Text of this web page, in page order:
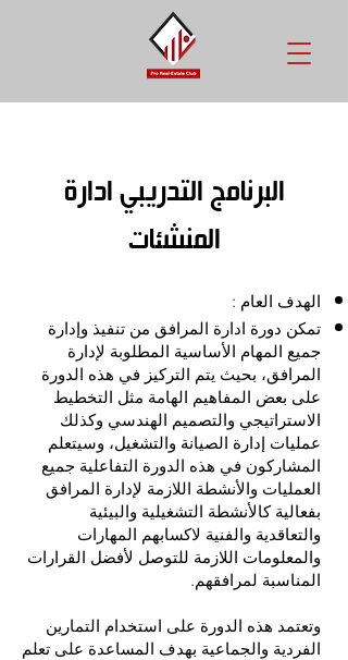
البرنامج التدريبي ادارة
المنشئات
الهدف العام :
تمكن دورة ادارة المرافق من تنفيذ وإدارة
جميع المهام الأساسية المطلوبة لإدارة
المرافق، بحيث يتم التركيز في هذه الدورة
على بعض المفاهيم الهامة مثل التخطيط
الاستراتيجي والتصميم الهندسي وكذلك
عمليات إدارة الصيانة والتشغيل، وسيتعلم
المشاركون في هذه الدورة التفاعلية جميع
العمليات والأنشطة اللازمة لإدارة المرافق
بفعالية كالأنشطة التشغيلية والبيئية
والتعاقدية والفنية لاكسابهم المهارات
والمعلومات اللازمة للتوصل لأفضل القرارات
المناسبة لمرافقهم.
وتعتمد هذه الدورة على استخدام التمارين
الفردية والجماعية بهدف المساعدة على تعلم